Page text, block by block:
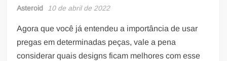
Asteroid 10 de abril de 2022
Agora que você já entendeu a importância de usar
pregas em determinadas peças, vale a pena
considerar quais designs ficam melhores com esse